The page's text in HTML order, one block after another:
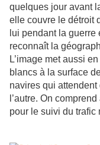
quelques jour avant
elle couvre le détroit
lui pendant la guerre
reconnaît la
L’image met aussi
blancs à la surface
navires qui
l’autre. On
pour le suivi du trafic